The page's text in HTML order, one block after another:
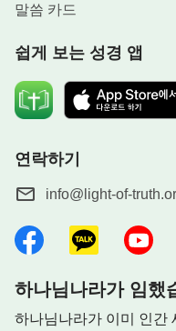
말씀 카드
쉽게 보는 성경 앱
연락하기
info@light-of-
하나님나라가 임했
하나님나라가 이미 인간